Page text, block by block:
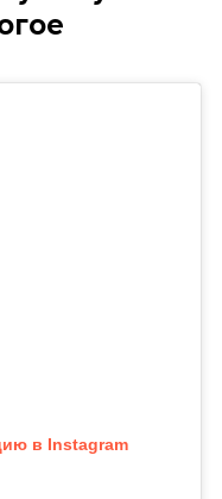
в Instagram